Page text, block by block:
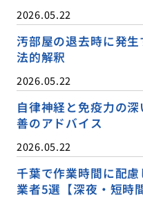
2026.05.22
汚部屋の退去時に発
法的解釈
2026.05.22
自律神経と免疫力の
善のアドバイス
2026.05.22
千葉で作業時間に配
業者5選【深夜・短時